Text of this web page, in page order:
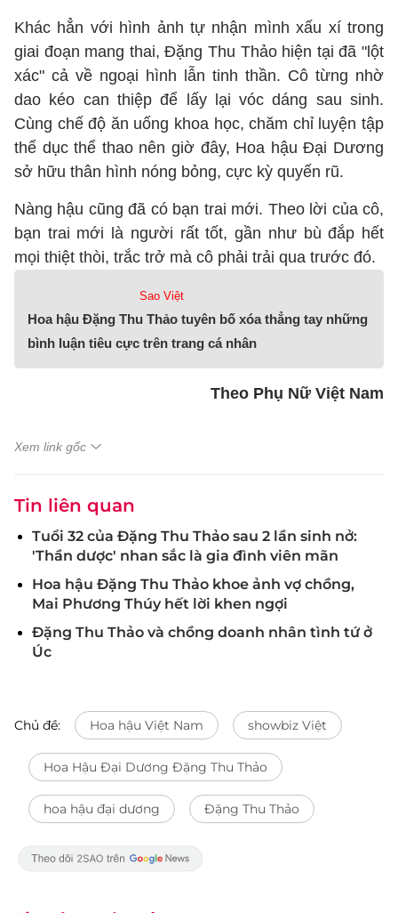
Khác hẳn với hình ảnh tự nhận mình xấu xí trong
giai đoạn mang thai, Đặng Thu Thảo hiện tại đã "lột
xác" cả về ngoại hình lẫn tinh thần. Cô từng nhờ
dao kéo can thiệp để lấy lại vóc dáng sau sinh.
Cùng chế độ ăn uống khoa học, chăm chỉ luyện tập
thể dục thể thao nên giờ đây, Hoa hậu Đại Dương
sở hữu thân hình nóng bỏng, cực kỳ quyến rũ.
Nàng hậu cũng đã có bạn trai mới. Theo lời của cô,
bạn trai mới là người rất tốt, gần như bù đắp hết
mọi thiệt thòi, trắc trở mà cô phải trải qua trước đó.
Sao Việt
Hoa hậu Đặng Thu Thảo tuyên bố xóa thẳng tay những
bình luận tiêu cực trên trang cá nhân
Theo Phụ Nữ Việt Nam
Xem link gốc
Tin liên quan
Tuổi 32 của Đặng Thu Thảo sau 2 lần sinh nở:
'Thần dược' nhan sắc là gia đình viên mãn
Hoa hậu Đặng Thu Thảo khoe ảnh vợ chồng,
Mai Phương Thúy hết lời khen ngợi
Đặng Thu Thảo và chồng doanh nhân tình tứ ở
Úc
Chủ đề: Hoa hậu Việt Nam showbiz Việt
Hoa Hậu Đại Dương Đặng Thu Thảo
hoa hậu đại dương Đặng Thu Thảo